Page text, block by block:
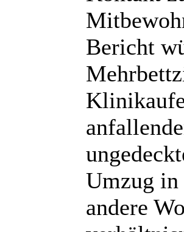
Bericht
Umzug in
andere